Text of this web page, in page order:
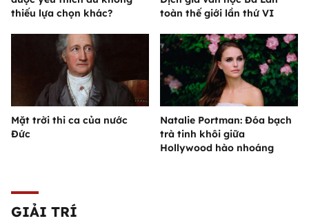
thiếu lựa chọn khác?
toàn thế giới lần thứ VI
Mặt trời thi ca của nước
Đức
Natalie Portman: Đóa bạch
trà tinh khôi giữa
Hollywood hào nhoáng
GIẢI TRÍ